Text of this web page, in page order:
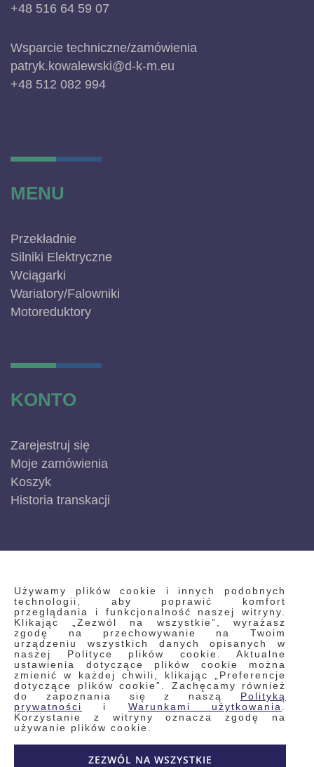
Używamy plików cookie i innych podobnych
technologii, aby poprawić komfort
przeglądania i funkcjonalność naszej witryny.
Klikając „Zezwól na wszystkie”, wyrażasz
zgodę na przechowywanie na Twoim
urządzeniu wszystkich danych opisanych w
naszej Polityce plików cookie. Aktualne
ustawienia dotyczące plików cookie można
zmienić w każdej chwili, klikając „Preferencje
dotyczące plików cookie”. Zachęcamy również
do zapoznania się z naszą Polityką
prywatności
i Warunkami użytkowania
Korzystanie z witryny oznacza zgodę na
używanie plików cookie.
ZEZWÓL NA WSZYSTKIE
+48 516 64 59 07
Wsparcie techniczne/zamówienia
patryk.kowalewski@d-k-m.eu
+48 512 082 994
MENU
Przekładnie
Silniki Elektryczne
Wciągarki
Wariatory/Falowniki
Motoreduktory
KONTO
Zarejestruj się
Moje zamówienia
Koszyk
Historia transkacji
INFORMACJE
Regulamin
Polityka prywatności i pliki cookie
Wyszukiwane frazy
Wyszukiwanie zaawansowane
Zamówienia
Skontaktuj się z nami
Odstąp od umowy